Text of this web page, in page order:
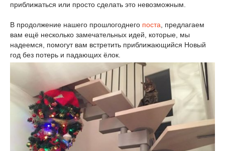
приближаться или просто сделать это невозможным.
В продолжение нашего прошлогоднего поста , предлагаем
вам ещё несколько замечательных идей, которые, мы
надеемся, помогут вам встретить приближающийся Новый
год без потерь и падающих ёлок.